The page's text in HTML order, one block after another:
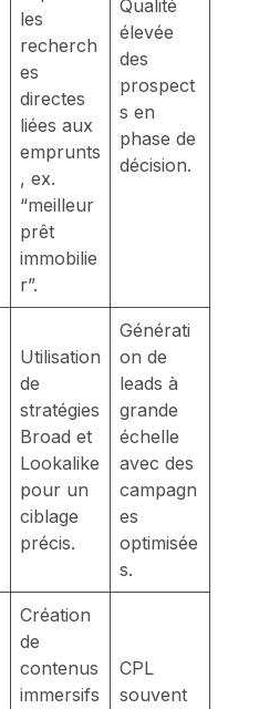
les
recherch
es
directes
liées aux
emprunts
, ex.
“meilleur
prêt
immobilie
r”.
Qualité
élevée
des
prospect
s en
phase de
décision.
Utilisation
de
stratégies
Broad et
Lookalike
pour un
ciblage
précis.
Générati
on de
leads à
grande
échelle
avec des
campagn
es
optimisée
s.
Création
de
contenus
immersifs
CPL
souvent